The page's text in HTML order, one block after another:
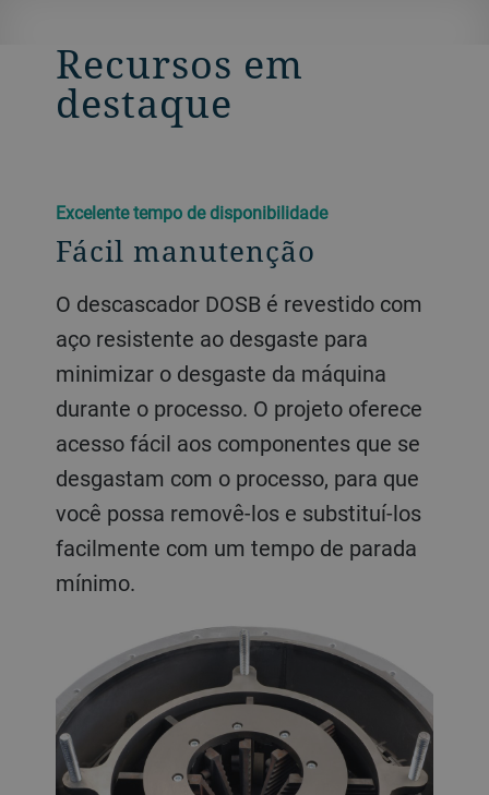
Recursos em
destaque
Excelente tempo de disponibilidade
Fácil manutenção
O descascador DOSB é revestido com
aço resistente ao desgaste para
minimizar o desgaste da máquina
durante o processo. O projeto oferece
acesso fácil aos componentes que se
desgastam com o processo, para que
você possa removê-los e substituí-los
facilmente com um tempo de parada
mínimo.